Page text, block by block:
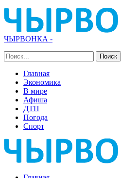
ЧЫРВОНКА -
Главная
Экономика
В мире
Афиша
ДТП
Погода
Спорт